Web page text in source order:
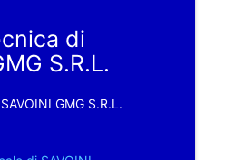
di
S.R.L.
SAVOINI GMG S.R.L.